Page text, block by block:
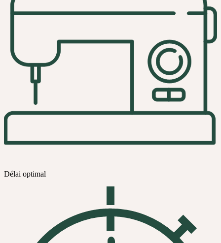
Délai optimal